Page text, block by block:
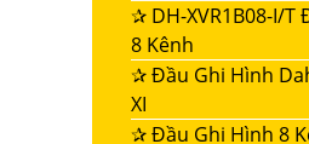
✰ DH-XVR1B08-I/
8 Kênh
✰Đầu Ghi Hình
XI
✰Đầu Ghi Hình 8